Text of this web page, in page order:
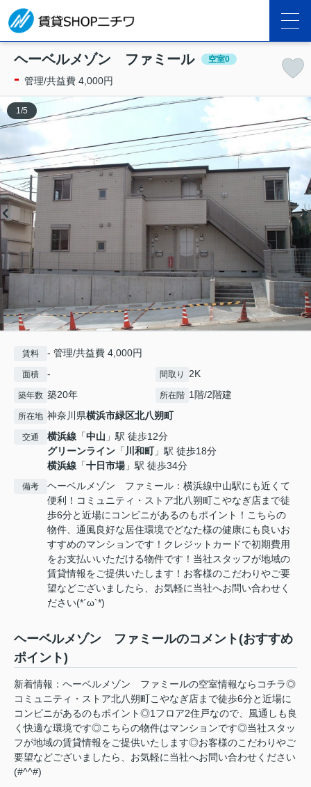
ヘーベルメゾン ファミール 空室0
- 管理/共益費 4,000円
1 /5
賃料 - 管理/共益費 4,000円
面積 - 間取り 2K
築年数 築20年 所在階 1階/2階建
所在地 神奈川県横浜市緑区北八朔町
交通 横浜線 「中山 」駅 徒歩12分
グリーンライン 「 川和町」駅 徒歩18分
横浜線 「十日市場」駅 徒歩34分
備考
ヘーベルメゾン ファミール：横浜線中山駅にも近くて
便利！コミュニティ・ストア北八朔町こやなぎ店まで徒
歩6分と近場にコンビニがあるのもポイント！こちらの
物件、通風良好な居住環境でどなた様の健康にも良いお
すすめのマンションです！クレジットカードで初期費用
をお支払いいただける物件です！当社スタッフが地域の
賃貸情報をご提供いたします！お客様のこだわりやご要
望などございましたら、お気軽に当社へお問い合わせく
ださい(*´ω`*)
ヘーベルメゾン ファミールのコメント(おすすめ
ポイント)
新着情報：ヘーベルメゾン ファミールの空室情報ならコチラ◎
コミュニティ・ストア北八朔町こやなぎ店まで徒歩6分と近場に
コンビニがあるのもポイント◎1フロア2住戸なので、風通しも良
く快適な環境です◎こちらの物件はマンションです◎当社スタッ
フが地域の賃貸情報をご提供いたします◎お客様のこだわりやご
要望などございましたら、お気軽に当社へお問い合わせください
(#^^#)